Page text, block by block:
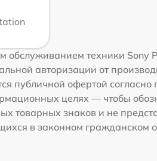
техники Sony
авторизации от
публичной офертой
целях — чтобы
товарных знаков и не
в законном гражданском